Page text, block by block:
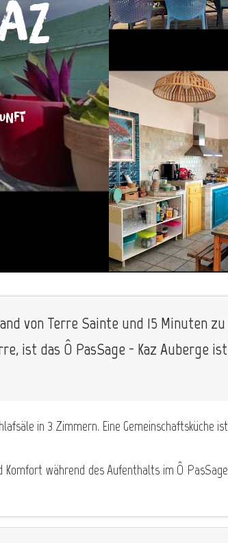
von Terre Sainte und 15 Minuten zu
ist das Ô PasSage - Kaz Auberge ist
in 3 Zimmern. Eine Gemeinschaftsküche ist
Komfort während des Aufenthalts im Ô PasSage